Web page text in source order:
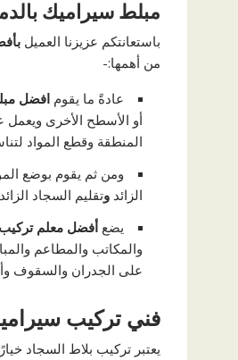
مبلط سيراميك
باستعانتكم عزيزنا العميل
من أهمها:-
عادةً ما يقوم افضل
أو الأسطح الأخرى
المنطقة وقطع المواد
ومن ثم يقوم بوضع
الزائد وتقليم السجاد
يضع أفضل معلم تركيب
والمكاتب والمطاعم
على الجدران والسقوف
فني تركيب
يعتبر تركيب بلاط السجاد